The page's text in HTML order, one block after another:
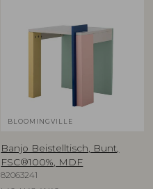
BLOOMINGVILLE
Banjo Beistelltisch, Bunt,
FSC®100%, MDF
82063241